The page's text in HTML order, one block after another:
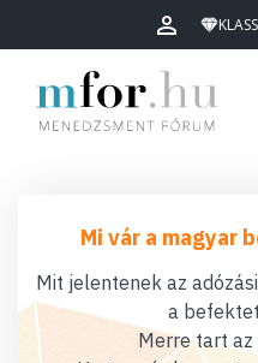
Mi vár a magyar
Mit jelentenek az
a
Merre tart